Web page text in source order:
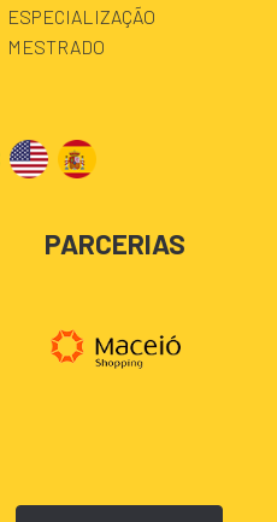
ESPECIALIZAÇÃO
MESTRADO
PARCERIAS